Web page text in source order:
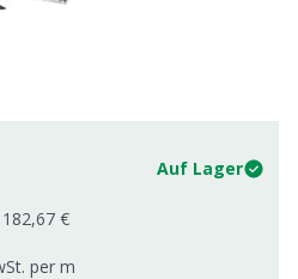
Auf Lager
€
per m